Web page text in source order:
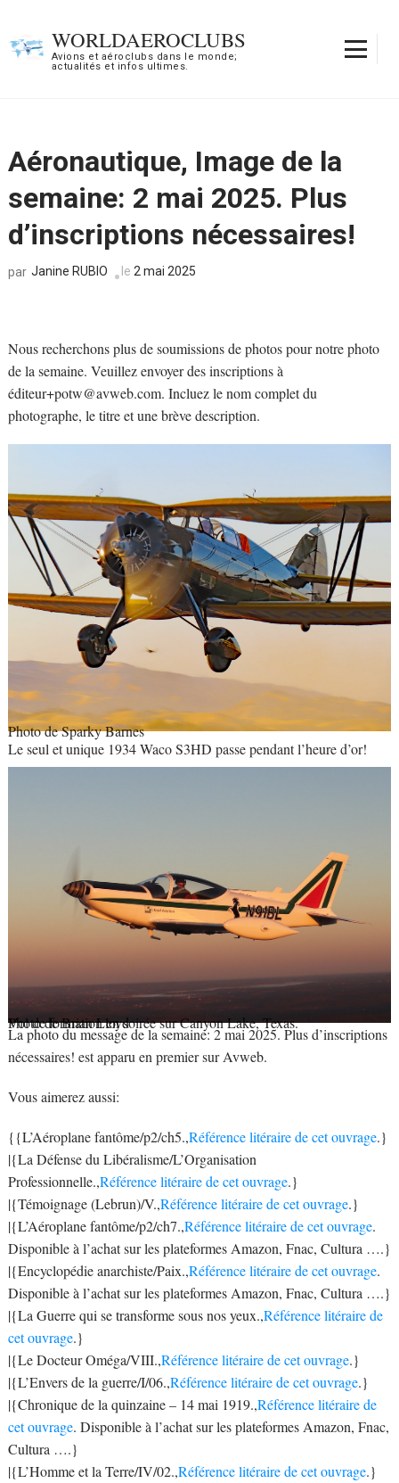
contenu
WORLDAEROCLUBS
Avions et aéroclubs dans le monde;
actualités et infos ultimes.
Aéronautique, Image de la
semaine: 2 mai 2025. Plus
d’inscriptions nécessaires!
par Janine RUBIO le 2 mai 2025
Nous recherchons plus de soumissions de photos pour notre photo
de la semaine. Veuillez envoyer des inscriptions à
éditeur+potw@avweb.com. Incluez le nom complet du
photographe, le titre et une brève description.
Photo de Sparky Barnes
Le seul et unique 1934 Waco S3HD passe pendant l’heure d’or!
Photo de Brian Lloyd
Vol de formation en soirée sur Canyon Lake, Texas.
La photo du message de la semaine: 2 mai 2025. Plus d’inscriptions
nécessaires! est apparu en premier sur Avweb.
Vous aimerez aussi:
{{L’Aéroplane fantôme/p2/ch5.,Référence litéraire de cet ouvrage.}
|{La Défense du Libéralisme/L’Organisation
Professionnelle.,Référence litéraire de cet ouvrage.}
|{Témoignage (Lebrun)/V.,Référence litéraire de cet ouvrage.}
|{L’Aéroplane fantôme/p2/ch7.,Référence litéraire de cet ouvrage.
Disponible à l’achat sur les plateformes Amazon, Fnac, Cultura ….}
|{Encyclopédie anarchiste/Paix.,Référence litéraire de cet ouvrage.
Disponible à l’achat sur les plateformes Amazon, Fnac, Cultura ….}
|{La Guerre qui se transforme sous nos yeux.,Référence litéraire de
cet ouvrage.}
|{Le Docteur Oméga/VIII.,Référence litéraire de cet ouvrage.}
|{L’Envers de la guerre/I/06.,Référence litéraire de cet ouvrage.}
|{Chronique de la quinzaine – 14 mai 1919.,Référence litéraire de
cet ouvrage. Disponible à l’achat sur les plateformes Amazon, Fnac,
Cultura ….}
|{L’Homme et la Terre/IV/02.,Référence litéraire de cet ouvrage.}